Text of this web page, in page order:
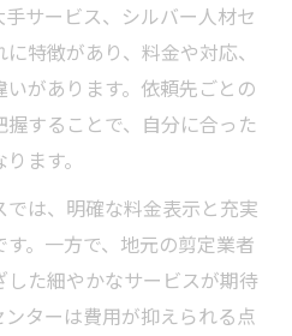
サービス、シルバー人材セ
特徴があり、料金や対応、
があります。依頼先ごとの
することで、自分に合った
ます。
は、明確な料金表示と充実
。一方で、地元の剪定業者
た細やかなサービスが期待
ターは費用が抑えられる点